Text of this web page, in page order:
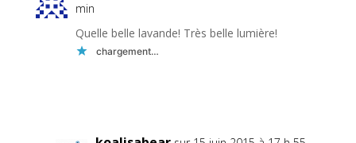
min
Quelle belle lavande! Très belle lumière!
chargement…